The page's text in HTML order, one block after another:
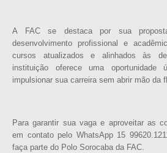
A FAC se destaca por sua
desenvolvimento profissional e
cursos atualizados e alinhados às
instituição oferece uma oportunidade
impulsionar sua carreira sem abrir mão da
Para garantir sua vaga e aproveitar as
em contato pelo WhatsApp 15
faça parte do Polo Sorocaba da FAC.